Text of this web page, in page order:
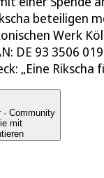
beteiligen
Werk
DE 93 3506
„Eine Rikscha
Community
mit